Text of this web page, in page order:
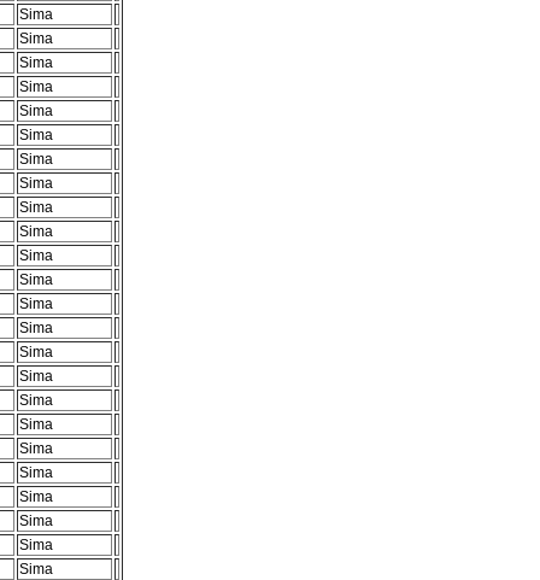
Sima
Sima
Sima
Sima
Sima
Sima
Sima
Sima
Sima
Sima
Sima
Sima
Sima
Sima
Sima
Sima
Sima
Sima
Sima
Sima
Sima
Sima
Sima
Sima